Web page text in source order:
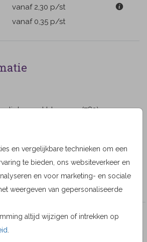
en vergelijkbare technieken om een
te bieden, ons websiteverkeer en
en voor marketing- en sociale
weergeven van gepersonaliseerde
altijd wijzigen of intrekken op
vanaf 2,30 p/st
vanaf 0,35 p/st
tinten met bloemen. (782)